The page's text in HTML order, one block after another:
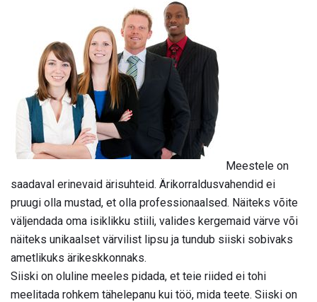
Meestele on
saadaval erinevaid ärisuhteid. Ärikorraldusvahendid ei
pruugi olla mustad, et olla professionaalsed. Näiteks võite
väljendada oma isiklikku stiili, valides kergemaid värve või
näiteks unikaalset värvilist lipsu ja tundub siiski sobivaks
ametlikuks ärikeskkonnaks.
Siiski on oluline meeles pidada, et teie riided ei tohi
meelitada rohkem tähelepanu kui töö, mida teete. Siiski on